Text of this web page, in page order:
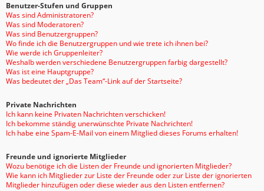
Benutzer-Stufen und Gruppen
Was sind Administratoren?
Was sind Moderatoren?
Was sind Benutzergruppen?
Wo finde ich die Benutzergruppen und wie trete ich ihnen bei?
Wie werde ich Gruppenleiter?
Weshalb werden verschiedene Benutzergruppen farbig dargestellt?
Was ist eine Hauptgruppe?
Was bedeutet der „Das Team“-Link auf der Startseite?
Private Nachrichten
Ich kann keine Privaten Nachrichten verschicken!
Ich bekomme ständig unerwünschte Private Nachrichten!
Ich habe eine Spam-E-Mail von einem Mitglied dieses Forums erhalten!
Freunde und ignorierte Mitglieder
Wozu benötige ich die Listen der Freunde und ignorierten Mitglieder?
Wie kann ich Mitglieder zur Liste der Freunde oder zur Liste der ignorierten
Mitglieder hinzufügen oder diese wieder aus den Listen entfernen?